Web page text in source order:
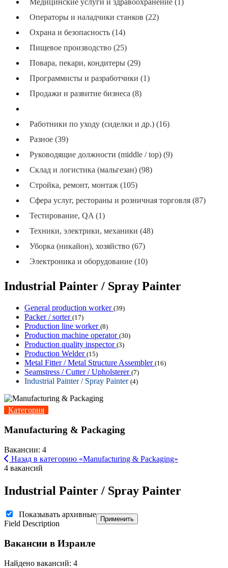
Медицинские услуги и здравоохранение (1)
Операторы и наладчики станков (22)
Охрана и безопасность (14)
Пищевое производство (25)
Повара, пекари, кондитеры (29)
Программисты и разработчики (1)
Продажи и развитие бизнеса (8)
Работники по уходу (сиделки и др.) (16)
Разное (39)
Руководящие должности (middle / top) (9)
Склад и логистика (мальгезан) (98)
Стройка, ремонт, монтаж (105)
Сфера услуг, рестораны и розничная торговля (87)
Тестирование, QA (1)
Техники, электрики, механики (48)
Уборка (никайон), хозяйство (67)
Электроника и оборудование (10)
Industrial Painter / Spray Painter
General production worker (39)
Packer / sorter (17)
Production line worker (8)
Production machine operator (30)
Production quality inspector (3)
Production Welder (15)
Metal Fitter / Metal Structure Assembler (16)
Seamstress / Cutter / Upholsterer (7)
Industrial Painter / Spray Painter (4)
Категория
Manufacturing & Packaging
Вакансии: 4
Назад в категорию «Manufacturing & Packaging»
4 вакансий
Industrial Painter / Spray Painter
Показывать архивные
Field Description
Применить
Вакансии в Израиле
Найдено вакансий: 4